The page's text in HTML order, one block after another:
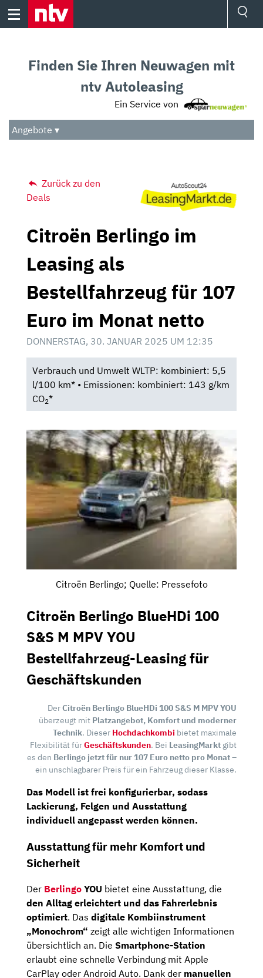
Skip
Audio
Das Beste
Finden Sie Ihren Neuwagen mit
ntv Autoleasing
Ein Service von
Angebote ▾
Zurück zu den
Deals
Citroën Berlingo im
Leasing als
Bestellfahrzeug für 107
Euro im Monat netto
DONNERSTAG, 30. JANUAR 2025 UM 12:35
Verbrauch und Umwelt WLTP: kombiniert: 5,5
l/100 km* • Emissionen: kombiniert: 143 g/km
CO2*
Citroën Berlingo; Quelle: Pressefoto
Citroën Berlingo BlueHDi 100
S&S M MPV YOU
Bestellfahrzeug-Leasing für
Geschäftskunden
DerCitroën Berlingo BlueHDi 100 S&S M MPV YOU
überzeugt mit Platzangebot, Komfort und moderner
Technik. Dieser Hochdachkombi bietet maximale
Flexibilität fürGeschäftskunden. Bei LeasingMarkt gibt
es den Berlingo jetzt für nur 107 Euro netto pro Monat–
ein unschlagbarer Preis für ein Fahrzeug dieser Klasse.
Das Modell ist frei konfigurierbar, sodass
Lackierung, Felgen und Ausstattung
individuell angepasst werden können.
Ausstattung für mehr Komfort und
Sicherheit
Der Berlingo YOU bietet eine Ausstattung, die
den Alltag erleichtert und das Fahrerlebnis
optimiert. Das digitale Kombiinstrument
„Monochrom“ zeigt alle wichtigen Informationen
übersichtlich an. Die Smartphone-Station
erlaubt eine schnelle Verbindung mit Apple
CarPlay oder Android Auto. Dank der manuellen